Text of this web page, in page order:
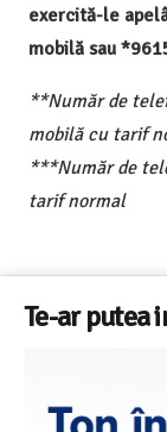
exercită-le
mobilă sau
**Număr de
mobilă cu tarif
***Număr de
tarif normal
Te-ar putea